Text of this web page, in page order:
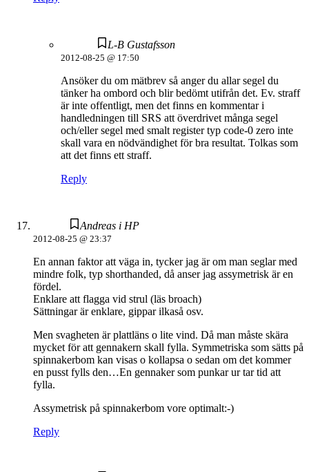
L-B Gustafsson
2012-08-25 @ 17:50
Ansöker du om mätbrev så anger du allar segel du
tänker ha ombord och blir bedömt utifrån det. Ev. straff
är inte offentligt, men det finns en kommentar i
handledningen till SRS att överdrivet många segel
och/eller segel med smalt register typ code-0 zero inte
skall vara en nödvändighet för bra resultat. Tolkas som
att det finns ett straff.
Reply
Andreas i HP
2012-08-25 @ 23:37
En annan faktor att väga in, tycker jag är om man seglar med
mindre folk, typ shorthanded, då anser jag assymetrisk är en
fördel.
Enklare att flagga vid strul (läs broach)
Sättningar är enklare, gippar ilkaså osv.
Men svagheten är plattläns o lite vind. Då man måste skära
mycket för att gennakern skall fylla. Symmetriska som sätts på
spinnakerbom kan visas o kollapsa o sedan om det kommer
en pusst fylls den…En gennaker som punkar ur tar tid att
fylla.
Assymetrisk på spinnakerbom vore optimalt:-)
Reply